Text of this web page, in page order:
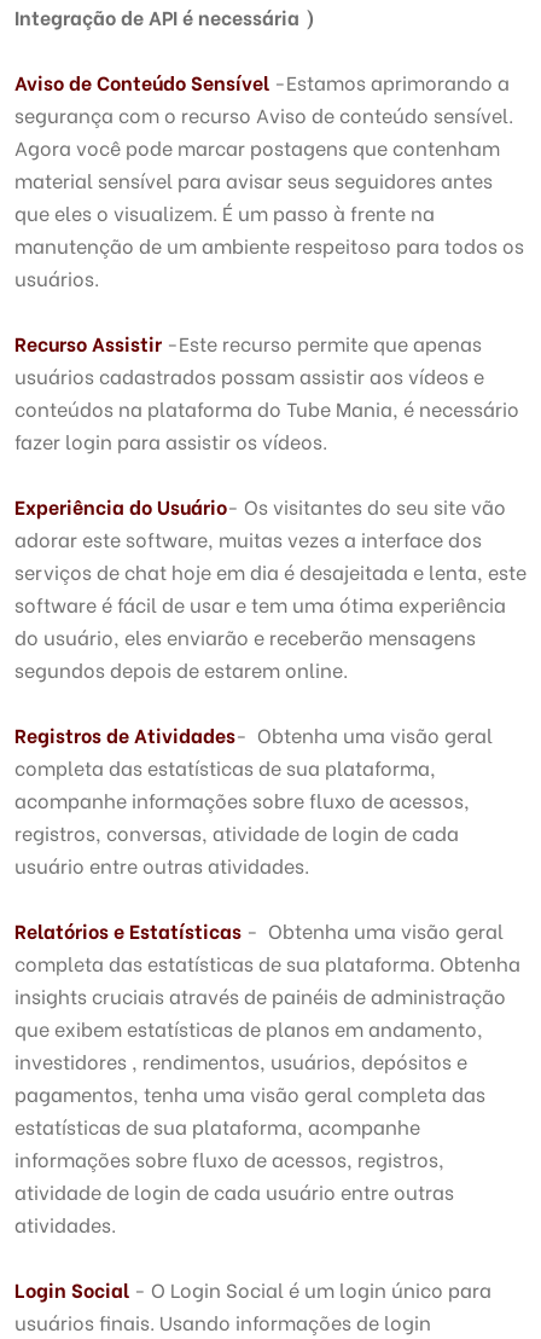
Integração de API é necessária )
Aviso de Conteúdo Sensível -Estamos aprimorando a
segurança com o recurso Aviso de conteúdo sensível.
Agora você pode marcar postagens que contenham
material sensível para avisar seus seguidores antes
que eles o visualizem. É um passo à frente na
manutenção de um ambiente respeitoso para todos os
usuários.
Recurso Assistir -Este recurso permite que apenas
usuários cadastrados possam assistir aos vídeos e
conteúdos na plataforma do Tube Mania, é necessário
fazer login para assistir os vídeos.
Experiência do Usuário- Os visitantes do seu site vão
adorar este software, muitas vezes a interface dos
serviços de chat hoje em dia é desajeitada e lenta, este
software é fácil de usar e tem uma ótima experiência
do usuário, eles enviarão e receberão mensagens
segundos depois de estarem online.
Registros de Atividades- Obtenha uma visão geral
completa das estatísticas de sua plataforma,
acompanhe informações sobre fluxo de acessos,
registros, conversas, atividade de login de cada
usuário entre outras atividades.
Relatórios e Estatísticas - Obtenha uma visão geral
completa das estatísticas de sua plataforma. Obtenha
insights cruciais através de painéis de administração
que exibem estatísticas de planos em andamento,
investidores , rendimentos, usuários, depósitos e
pagamentos, tenha uma visão geral completa das
estatísticas de sua plataforma, acompanhe
informações sobre fluxo de acessos, registros,
atividade de login de cada usuário entre outras
atividades.
Login Social - O Login Social é um login único para
usuários finais. Usando informações de login